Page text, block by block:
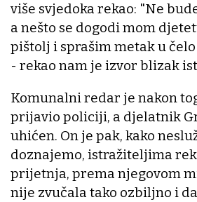
više svjedoka rekao: "Ne
a nešto se dogodi mom
pištolj i sprašim metak u
- rekao nam je izvor blizak
Komunalni redar je nakon
prijavio policiji, a djelatnik
uhićen. On je pak, kako
doznajemo, istražiteljima
prijetnja, prema njegovom
nije zvučala tako ozbiljno i